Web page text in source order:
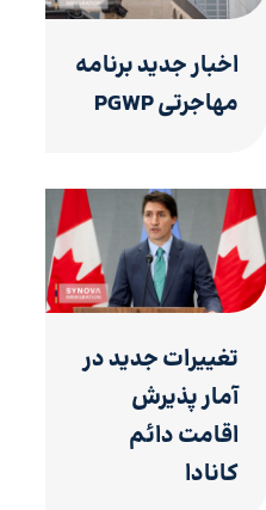
اخبار جدید برنامه
مهاجرتی PGWP
تغییرات جدید در
آمار پذیرش
اقامت دائم
کانادا